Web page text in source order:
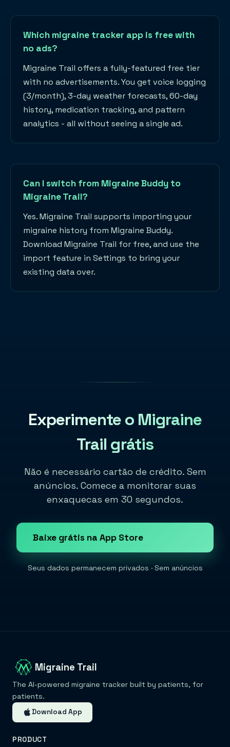
Which migraine tracker app is free with
no ads?
Migraine Trail offers a fully-featured free tier
with no advertisements. You get voice logging
(3/month), 3-day weather forecasts, 60-day
history, medication tracking, and pattern
analytics - all without seeing a single ad.
Can I switch from Migraine Buddy to
Migraine Trail?
Yes. Migraine Trail supports importing your
migraine history from Migraine Buddy.
Download Migraine Trail for free, and use the
import feature in Settings to bring your
existing data over.
Experimente o Migraine
Trail grátis
Não é necessário cartão de crédito. Sem
anúncios. Comece a monitorar suas
enxaquecas em 30 segundos.
Baixe grátis na App Store
Seus dados permanecem privados · Sem anúncios
Migraine Trail
The AI-powered migraine tracker built by patients, for
patients.
Download App
PRODUCT